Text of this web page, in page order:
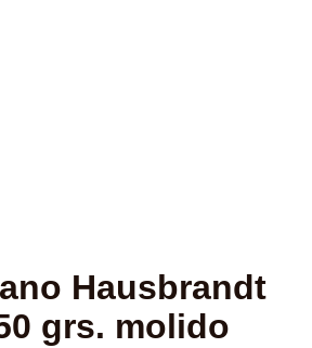
Hausbrandt
grs. molido